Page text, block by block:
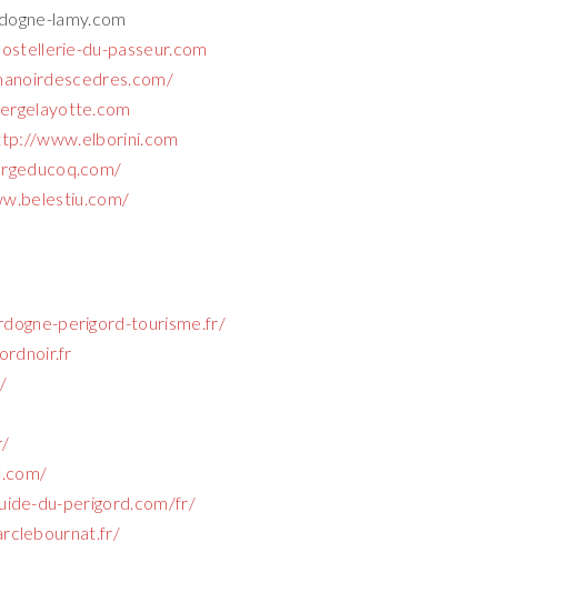
lamy.com
du-passeur.com
www.elborini.com
perigord-tourisme.fr/
du-perigord.com/fr/